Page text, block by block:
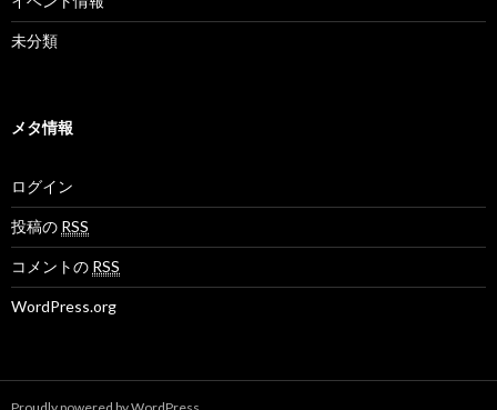
未分類
メタ情報
ログイン
投稿の RSS
コメントの RSS
WordPress.org